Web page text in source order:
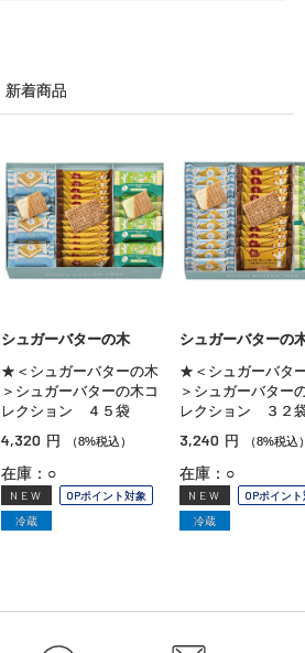
新着商品
シュガーバターの木
★＜シュガーバターの木
＞シュガーバターの木コ
レクション ４５袋
4,320 円 （8%税込）
在庫：○
NEW
OPポイント対象
冷蔵
シュガーバターの
★＜シュガーバタ
＞シュガーバター
レクション ３２
3,240 円 （8%税込
在庫：○
NEW
OPポイン
冷蔵